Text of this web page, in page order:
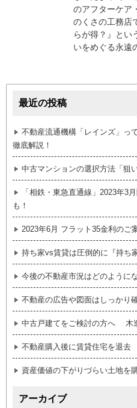
のアフターケア
のくさの工務店
らが得？』とい
いをめぐる永遠
最近の投稿
不動産流通機構「レインズ」っ
徹底解説！
中古マンションの選択方法「狙
「相鉄・東急直通線」2023年
も！
2023年6月 フラット35金利のご
持ち家vs賃貸は圧倒的に『持ち
今後の不動産市況はどのように
不動産の広告や図面はしっかり
中古戸建てをご検討の方へ 木
不動産購入後に賃貸住宅を退去
資産価値の下がりづらい土地を
アーカイブ